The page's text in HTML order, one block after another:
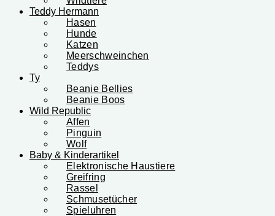
Teddy Hermann
Hasen
Hunde
Katzen
Meerschweinchen
Teddys
Ty
Beanie Bellies
Beanie Boos
Wild Republic
Affen
Pinguin
Wolf
Baby & Kinderartikel
Elektronische Haustiere
Greifring
Rassel
Schmusetücher
Spieluhren